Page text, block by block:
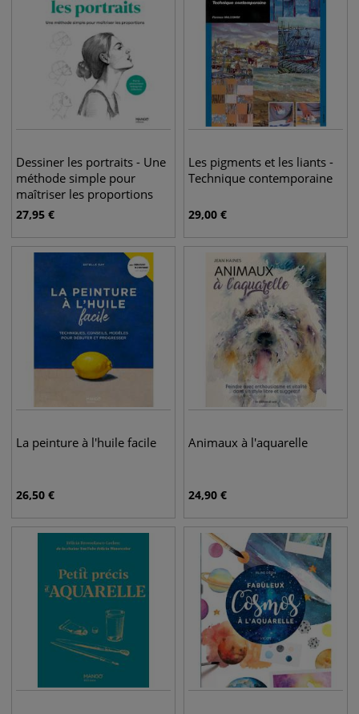
Dessiner les portraits - Une
méthode simple pour
maîtriser les proportions
27,95 €
Les pigments et les liants -
Technique contemporaine
29,00 €
La peinture à l'huile facile
26,50 €
Animaux à l'aquarelle
24,90 €